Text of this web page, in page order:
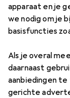
apparaat en je
we nodig om je
basisfuncties
Als je overal
daarnaast
aanbiedingen
gerichte
Adriatic
Prijs in EUR
EUR
19,90